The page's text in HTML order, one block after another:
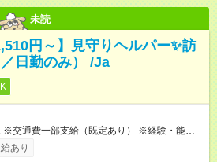
未読
円～】見守りヘルパー✨訪
日勤のみ） /Ja
※交通費一部支給（既定あり） ※経験・能力を
円×8時
間×12回
あり